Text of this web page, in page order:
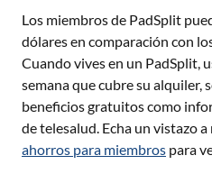
Los miembros de PadSplit
dólares en comparación con
Cuando vives en un PadSplit,
semana que cubre su alquiler,
beneficios gratuitos como
de telesalud. Echa un vistazo
ahorros para miembros para